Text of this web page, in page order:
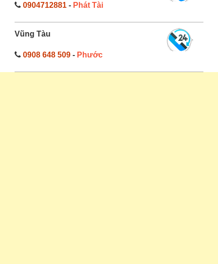
0904712881 - Phát Tài
Vũng Tàu
0908 648 509 - Phước